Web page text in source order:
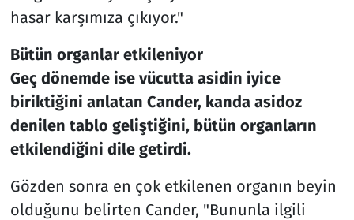
hasar karşımıza çıkıyor."
Bütün organlar etkileniyor
Geç dönemde ise vücutta asidin iyice
biriktiğini anlatan Cander, kanda asidoz
denilen tablo geliştiğini, bütün organların
etkilendiğini dile getirdi.
Gözden sonra en çok etkilenen organın beyin
olduğunu belirten Cander, "Bununla ilgili